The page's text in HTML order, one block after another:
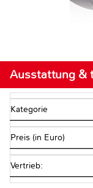
Ausstattung &
Kategorie
Preis (in Euro)
Vertrieb: